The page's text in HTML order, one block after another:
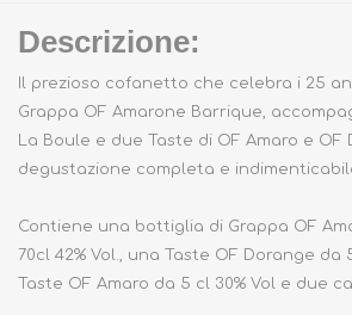
Descrizione:
Il prezioso cofanetto che celebra i 25
Grappa OF Amarone Barrique,
La Boule e due Taste di OF Amaro e
degustazione completa e
Contiene una bottiglia di Grappa OF
70cl 42% Vol., una Taste OF Dorange da
Taste OF Amaro da 5 cl 30% Vol e due